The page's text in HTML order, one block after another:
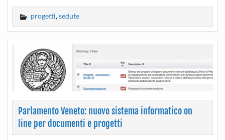
progetti,sedute
Parlamento Veneto: nuovo sistema informatico on
line per documenti e progetti